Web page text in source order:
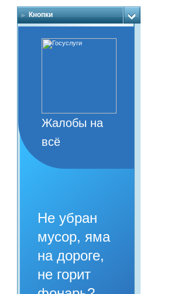
Кнопки
Жалобы на
всё
Не убран
мусор, яма
на дороге,
не горит